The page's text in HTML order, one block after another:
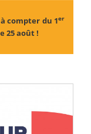
compter du 1er
25 août !